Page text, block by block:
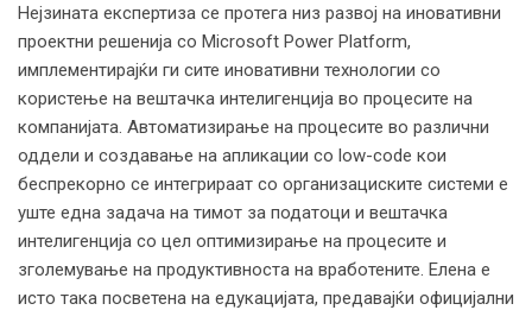
Нејзината експертиза се протега низ развој на иновативни
проектни решенија со Microsoft Power Platform,
имплементирајќи ги сите иновативни технологии со
користење на вештачка интелигенција во процесите на
компанијата. Автоматизирање на процесите во различни
оддели и создавање на апликации со low-code кои
беспрекорно се интегрираат со организациските системи е
уште една задача на тимот за податоци и вештачка
интелигенција со цел оптимизирање на процесите и
зголемување на продуктивноста на вработените. Елена е
исто така посветена на едукацијата, предавајќи официјални